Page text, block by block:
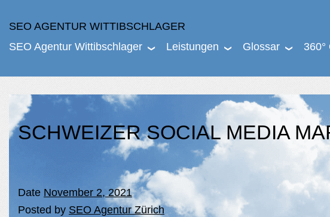
SEO AGENTUR WITTIBSCHLAGER
SEO Agentur Wittibschlager
Leistungen Glossar
SCHWEIZER SOCIAL MEDIA
Date November 2, 2021
Posted by SEO Agentur Zürich